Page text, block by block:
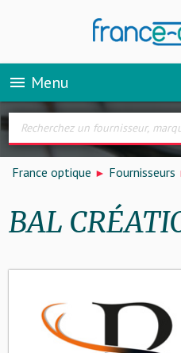
menu Menu
France optique Fournisseurs
BAL